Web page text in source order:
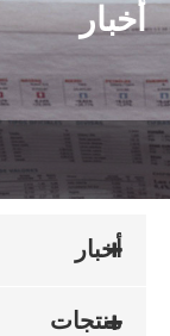
أخبار
أخبار
منتجات